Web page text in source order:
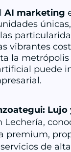
AI marketing
únicas,
vibrantes
la metrópolis
puede
Lujo
Lechería,
premium,
de